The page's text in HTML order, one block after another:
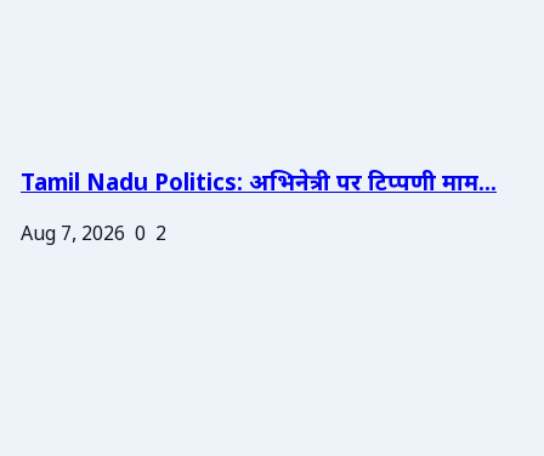
Tamil Nadu Politics: अभिनेत्री पर टिप्पणी माम...
Aug 7, 2026 0 2